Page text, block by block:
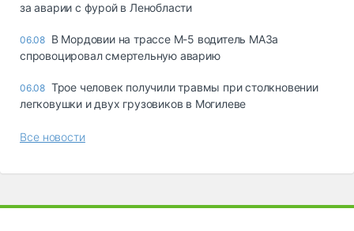
за аварии с фурой в Ленобласти
06.08 В Мордовии на трассе М-5 водитель МАЗа
спровоцировал смертельную аварию
06.08 Трое человек получили травмы при столкновении
легковушки и двух грузовиков в Могилеве
Все новости